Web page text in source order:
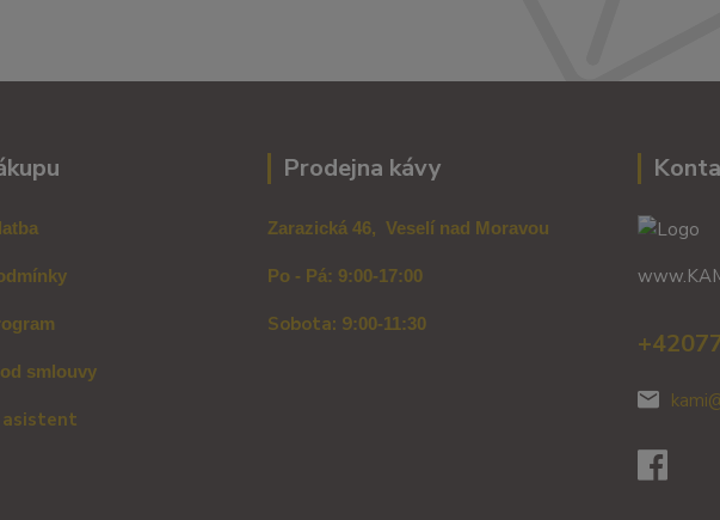
smlouvy
asistent
Prodejna kávy
Zarazická 46, Veselí nad Moravou
Po - Pá: 9:00-17:00
Sobota: 9:00-11:30